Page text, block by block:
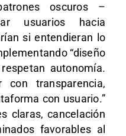
oscuros –
usuarios hacia
si entendieran lo
“diseño
autonomía.
con transparencia,
con usuario.”
claras, cancelación
favorables al